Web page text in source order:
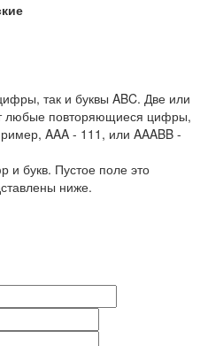
так и буквы ABC. Две или
любые повторяющиеся цифры,
AAA - 111 , или AAABB -
и букв. Пустое поле это
ниже.